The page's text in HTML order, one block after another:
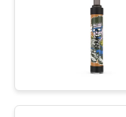
SITEMAP
PRIVACY
POLICY